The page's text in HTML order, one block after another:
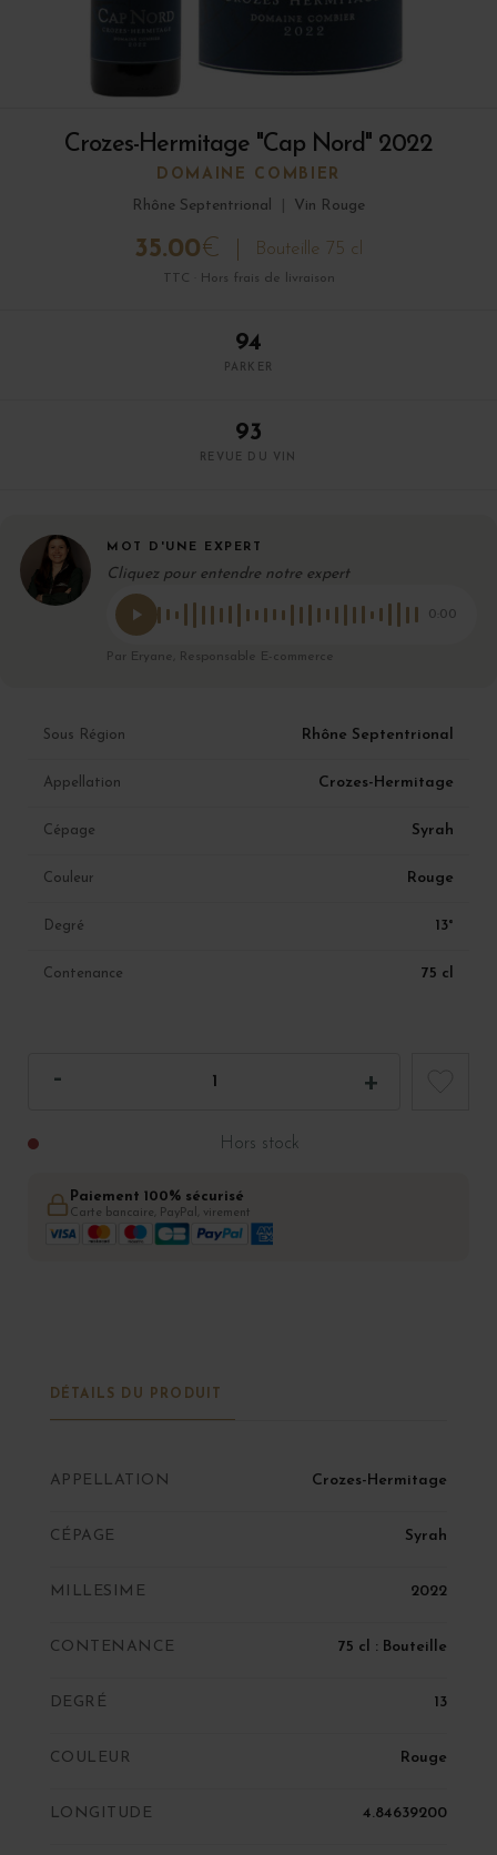
Crozes-Hermitage "Cap Nord" 2022
DOMAINE COMBIER
Rhône Septentrional
Vin Rouge
35.00€ Bouteille 75 cl
TTC · Hors frais de livraison
94
PARKER
93
REVUE DU VIN
MOT D'UNE EXPERT
Cliquez pour entendre notre expert
0:00
Par Eryane, Responsable E-commerce
Sous Région Rhône Septentrional
Appellation Crozes-Hermitage
Cépage Syrah
Couleur Rouge
Degré 13°
Contenance 75 cl
Hors stock
Paiement 100% sécurisé
Carte bancaire, PayPal, virement
DÉTAILS DU PRODUIT
APPELLATION Crozes-Hermitage
CÉPAGE Syrah
MILLESIME 2022
CONTENANCE 75 cl : Bouteille
DEGRÉ 13
COULEUR Rouge
LONGITUDE 4.84639200